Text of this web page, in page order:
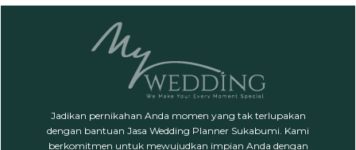
Jadikan pernikahan Anda momen yang tak terlupakan
dengan bantuan Jasa Wedding Planner Sukabumi. Kami
berkomitmen untuk mewujudkan impian Anda dengan